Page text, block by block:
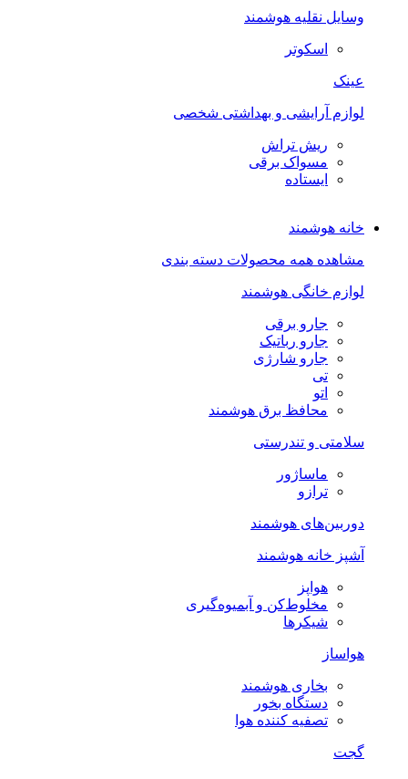
وسایل نقلیه هوشمند
اسکوتر
عینک
لوازم آرایشی و بهداشتی شخصی
ریش تراش
مسواک برقی
ایستاده
خانه هوشمند
مشاهده همه محصولات دسته بندی
لوازم خانگی هوشمند
جارو برقی
جارو رباتیک
جارو شارژی
تی
اتو
محافظ برق هوشمند
سلامتی و تندرستی
ماساژور
ترازو
دوربین‌های هوشمند
آشپز خانه هوشمند
هواپز
مخلوط‌کن و آبمیوه‌گیری
شیکرها
هواساز
بخاری هوشمند
دستگاه بخور
تصفیه کننده هوا
گجت